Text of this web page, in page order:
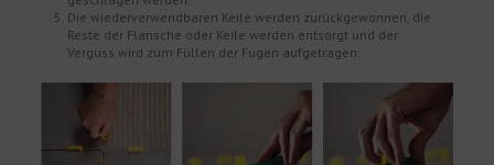
Die wiederverwendbaren Keile werden zurückgewonnen, die
Reste der Flansche oder Keile werden entsorgt und der
Verguss wird zum Füllen der Fugen aufgetragen.